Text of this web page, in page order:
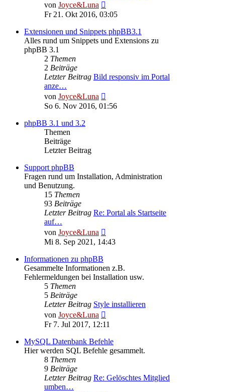
von Joyce&Luna
Beitrag
Fr 21. Okt 2016, 03:05
Extensionen und Snippets phpBB3.1
Alles rund um Snippets und Extensions zu
phpBB 3.1
2 Themen
2 Beiträge
Letzter Beitrag Bild responsiv im Portal
anze…
von Joyce&Luna
Beitrag
So 6. Nov 2016, 01:56
phpBB 3.1 und 3.2
Themen
Beiträge
Letzter Beitrag
Support phpBB
Fragen rund um Installation, Administration
und Benutzung.
15 Themen
93 Beiträge
Letzter Beitrag Re: Portal als Startseite
auf…
von Joyce&Luna
Beitrag
Mi 8. Sep 2021, 14:43
Informationen zu phpBB
Gesammelte Informationen z.B.
Fehlermeldungen bei Installation usw.
5 Themen
5 Beiträge
Letzter Beitrag Style installieren
von Joyce&Luna
Beitrag
Fr 7. Jul 2017, 12:11
MySQL Datenbank Befehle
Hier werden SQL Befehle gesammelt.
8 Themen
9 Beiträge
Letzter Beitrag Re: Gelöschtes Mitglied
umben…